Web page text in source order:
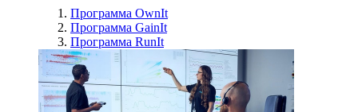
Программа OwnIt
Программа GainIt
Программа RunIt